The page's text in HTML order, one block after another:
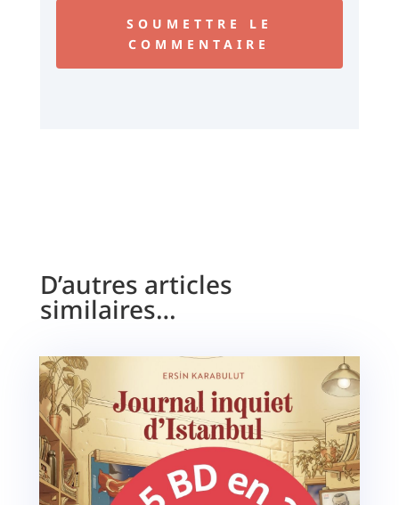
SOUMETTRE LE
COMMENTAIRE
D’autres articles
similaires…